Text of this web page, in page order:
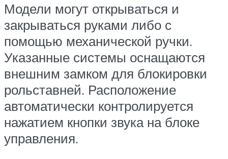
Модели могут открываться и
закрываться руками либо с
помощью механической ручки.
Указанные системы оснащаются
внешним замком для блокировки
рольставней. Расположение
автоматически контролируется
нажатием кнопки звука на блоке
управления.